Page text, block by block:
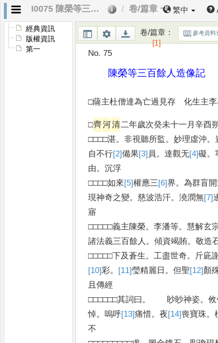
I0075 陳榮等三百餘人造像記 卷/篇章 一 繁中
經典資訊
版權資訊
第一
卷/篇章：
[1]
參考資料
No. 75
陳榮等三百餘人造像記
□薩主杜僧達為亡過見存 化生主
□齊河清二年歲次癸未十一月辛酉
□□□□湛。非視聽所監。妙理虛沖。
自不行[2]備果[3] 員。達觀无[4]礙。
由。沉浮
□□□□如來[5]權應三[6]界。為群盲
現神奇之變。慈波浩汗。澆潤無[7]
寤
□□□□□義主陳榮。李潘等。慧解玄
諸法義三百餘人 。傾資竭賄。敬造
□□□□□下及蒼生。工盡世奇。
斤庛
[10]彩。 [11]瑩精麗日 。但聖[12] 顏
且傳經
□□□□□□其詞曰 。 眇眇神姿。
悼。嗚呼[13]痛惜。夜[14]喪寶珠。
不